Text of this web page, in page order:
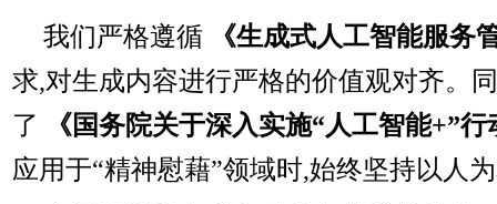
我们严格遵循
《生成式人工智能服务
求,对生成内容进行严格的价值观对齐。
了
《国务院关于深入实施“人工智能+”
应用于“精神慰藉”领域时,始终坚持以人